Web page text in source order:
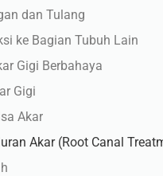
dan Tulang
ke Bagian Tubuh Lain
Gigi Berbahaya
Gigi
Akar
Akar (Root Canal